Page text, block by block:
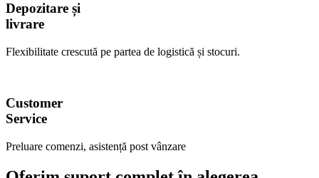
Depozitare și
livrare
Flexibilitate crescută pe partea de logistică și stocuri.
Customer
Service
Preluare comenzi, asistență post vânzare